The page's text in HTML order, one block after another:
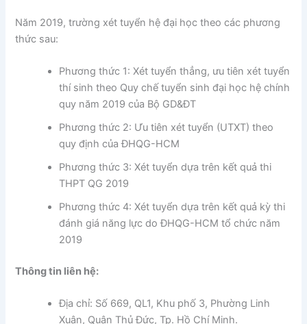
Năm 2019, trường xét tuyển hệ đại học theo các phương
thức sau:
Phương thức 1: Xét tuyển thẳng, ưu tiên xét tuyển
thí sinh theo Quy chế tuyển sinh đại học hệ chính
quy năm 2019 của Bộ GD&ĐT
Phương thức 2: Ưu tiên xét tuyển (UTXT) theo
quy định của ĐHQG-HCM
Phương thức 3: Xét tuyển dựa trên kết quả thi
THPT QG 2019
Phương thức 4: Xét tuyển dựa trên kết quả kỳ thi
đánh giá năng lực do ĐHQG-HCM tổ chức năm
2019
Thông tin liên hệ:
Địa chỉ: Số 669, QL1, Khu phố 3, Phường Linh
Xuân, Quận Thủ Đức, Tp. Hồ Chí Minh.